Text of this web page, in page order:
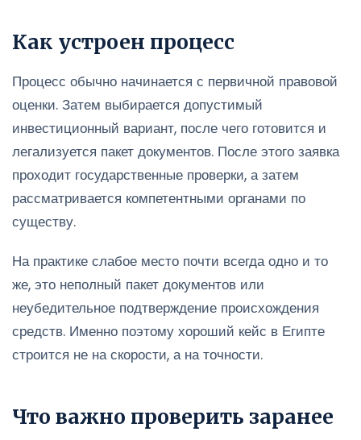
Как устроен процесс
Процесс обычно начинается с первичной правовой
оценки. Затем выбирается допустимый
инвестиционный вариант, после чего готовится и
легализуется пакет документов. После этого заявка
проходит государственные проверки, а затем
рассматривается компетентными органами по
существу.
На практике слабое место почти всегда одно и то
же, это неполный пакет документов или
неубедительное подтверждение происхождения
средств. Именно поэтому хороший кейс в Египте
строится не на скорости, а на точности.
Что важно проверить заранее